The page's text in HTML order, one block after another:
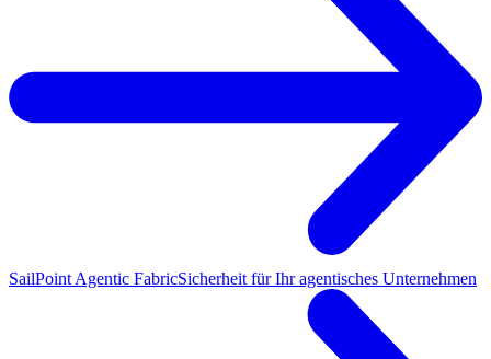
SailPoint Agentic FabricSicherheit für Ihr agentisches Unternehmen